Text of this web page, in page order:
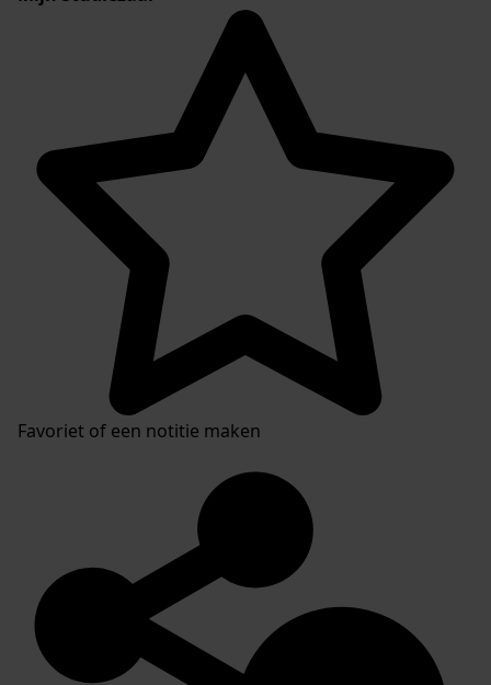
Favoriet of een notitie maken